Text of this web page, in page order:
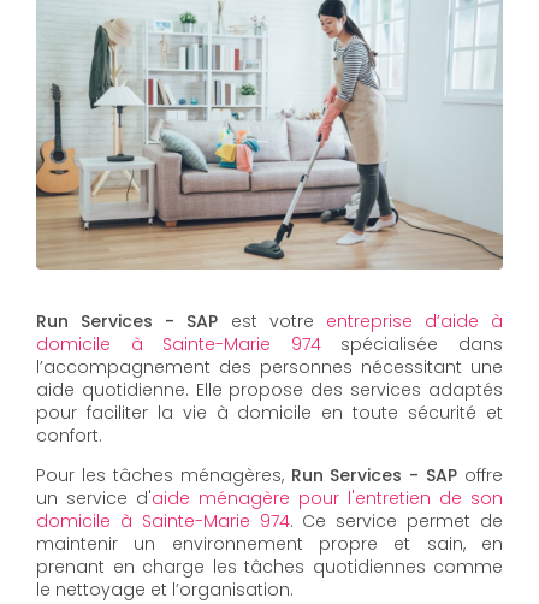
Run Services - SAP est votre entreprise d’aide à
domicile à Sainte-Marie 974spécialisée dans
l’accompagnement des personnes nécessitant une
aide quotidienne. Elle propose des services adaptés
pour faciliter la vie à domicile en toute sécurité et
confort.
Pour les tâches ménagères, Run Services - SAP offre
un service d'aide ménagère pour l'entretien de son
domicile à Sainte-Marie 974. Ce service permet de
maintenir un environnement propre et sain, en
prenant en charge les tâches quotidiennes comme
le nettoyage et l’organisation.